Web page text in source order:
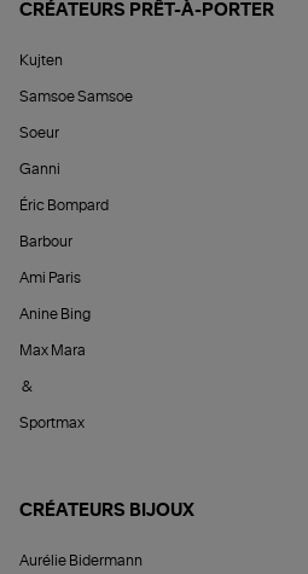
CRÉATEURS PRÊT-À-PORTER
Kujten
Samsoe Samsoe
Soeur
Ganni
Éric Bompard
Barbour
Ami Paris
Anine Bing
Max Mara
&
Sportmax
CRÉATEURS BIJOUX
Aurélie Bidermann